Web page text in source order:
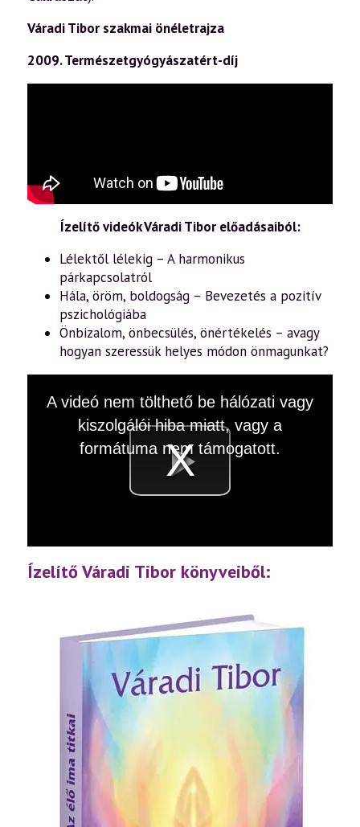
Váradi Tibor szakmai önéletrajza
2009. Természetgyógyászatért-díj
Ízelítő videók Váradi Tibor előadásaiból:
Lélektől lélekig – A harmonikus
párkapcsolatról
Hála, öröm, boldogság – Bevezetés a pozitív
pszichológiába
Önbizalom, önbecsülés, önértékelés – avagy
hogyan szeressük helyes módon önmagunkat?
Videó
A videó nem tölthető be hálózati vagy
kiszolgálói hiba miatt, vagy a
formátuma nem támogatott.
Ízelítő Váradi Tibor könyveiből: